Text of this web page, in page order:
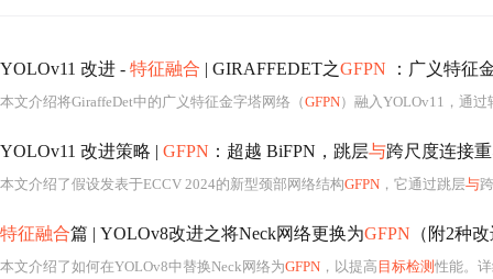
YOLOv11 改进 - 特征融合 | GIRAFFEDET之GFPN ：广义特征金
本文介绍将GiraffeDet中的广义特征金字塔网络（GFPN）融入YOLOv11，通过
YOLOv11 改进策略 | GFPN ：超越 BiFPN，跳层与跨尺度连接
本文介绍了假设发表于ECCV 2024的新型颈部网络结构GFPN ，它通过跳层与
特征融合篇 | YOLOv8改进之将Neck网络更换为GFPN （附2种
本文介绍了如何在YOLOv8中替换Neck网络为GFPN ，以提高 目标检测 性能。